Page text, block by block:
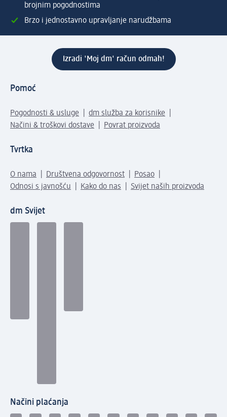
brojnim pogodnostima
Brzo i jednostavno upravljanje narudžbama
Izradi 'Moj dm' račun odmah!
Pomoć
Pogodnosti & usluge
dm služba za korisnike
Načini & troškovi dostave
Povrat proizvoda
Tvrtka
O nama Društvena odgovornost
Posao
Odnosi s javnošću
Kako do nas Svijet naših proizvoda
dm Svijet
Načini plaćanja